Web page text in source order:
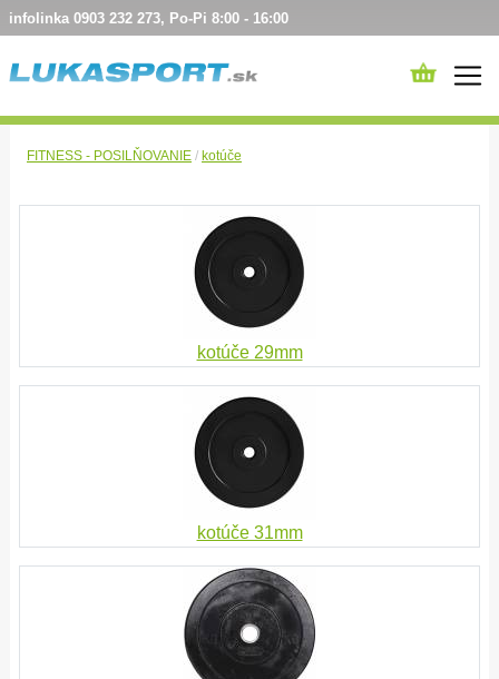
infolinka 0903 232 273, Po-Pi 8:00 - 16:00
FITNESS - POSILŇOVANIE / kotúče
kotúče 29mm
kotúče 31mm